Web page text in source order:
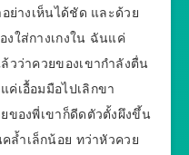
ย่างเห็นได้ชัด และด้วย
งใส่กางเกงใน ฉันแค่
วว่าควยของเขากำลังตื่น
เอื้อมมือไปเลิกขา
ของพี่เขาก็ดีดตัวตั้งผึงขึ้น
ล้ำเล็กน้อย ทว่าหัวควย